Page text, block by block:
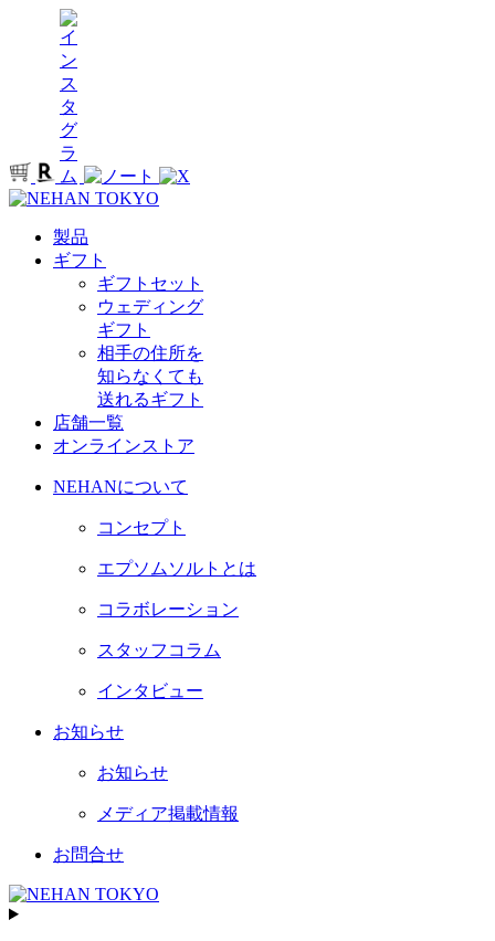
製品
ギフト
ギフトセット
ウェディング
ギフト
相手の住所を
知らなくても
送れるギフト
店舗一覧
オンラインストア
NEHANについて
コンセプト
エプソムソルトとは
コラボレーション
スタッフコラム
インタビュー
お知らせ
お知らせ
メディア掲載情報
お問合せ